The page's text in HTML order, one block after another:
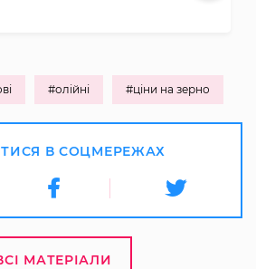
#олійні #ціни на зерно
В СОЦМЕРЕЖАХ
МАТЕРІАЛИ